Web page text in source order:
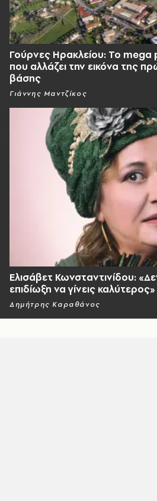
Γούρνες Ηρακλείου: To
που αλλάζει την εικόνα της
βάσης
Γιάννης Μαντζίκος
Ελισάβετ Κωνσταντινίδου:
επιδίωξη να γίνεις καλύτερος»
Δημήτρης Καραθάνος